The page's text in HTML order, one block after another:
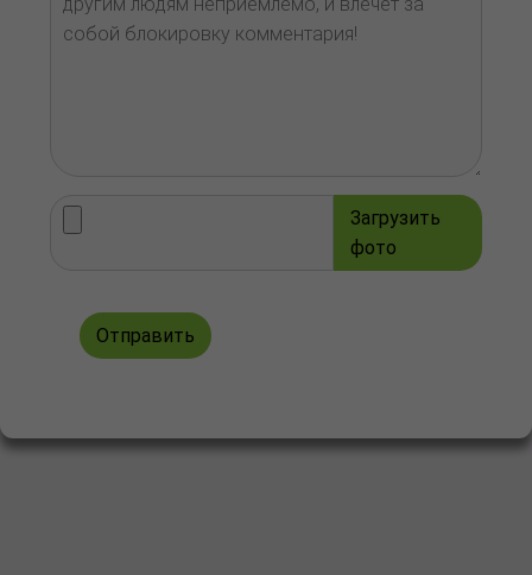
Загрузить
фото
Отправить